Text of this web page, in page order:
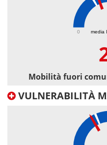
media
0
Mobilità fuori
VULNERABILITÀ